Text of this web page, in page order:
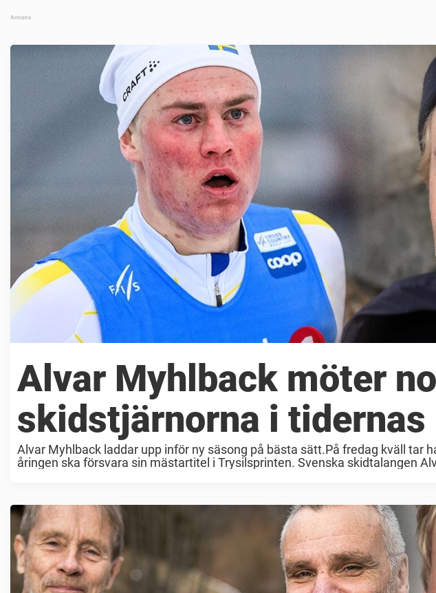
Alvar Myhlback möter
skidstjärnorna i
Alvar Myhlback laddar upp inför ny säsong på bästa sätt.På fredag kväll tar
åringen ska försvara sin mästartitel i Trysilsprinten. Svenska skidtalangen